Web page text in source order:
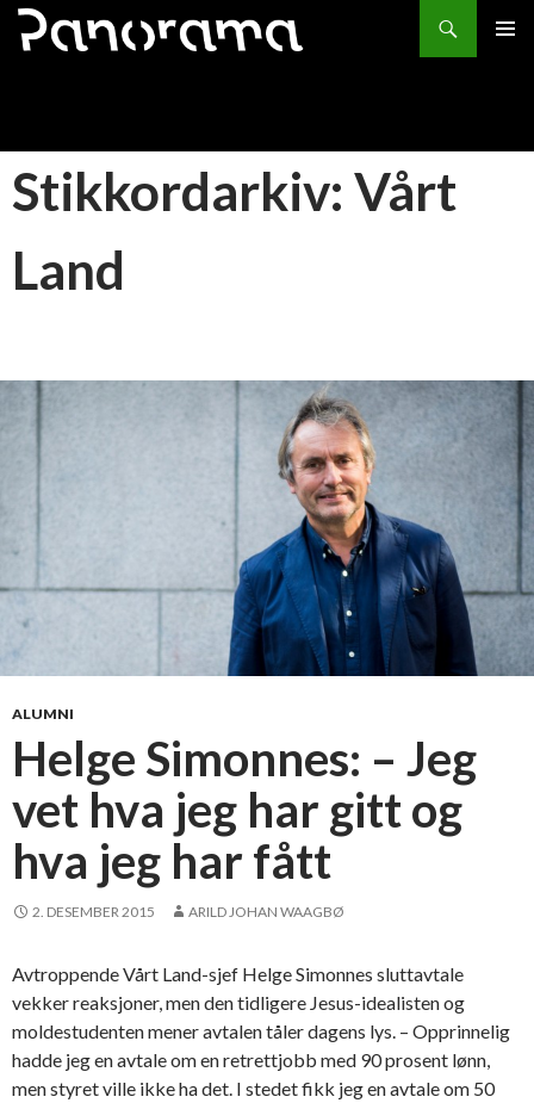
Søk
HOPP
Stikkordarkiv: Vårt
Land
ALUMNI
Helge Simonnes: – Jeg
vet hva jeg har gitt og
hva jeg har fått
2. DESEMBER 2015 ARILD JOHAN WAAGBØ
Avtroppende Vårt Land-sjef Helge Simonnes sluttavtale
vekker reaksjoner, men den tidligere Jesus-idealisten og
moldestudenten mener avtalen tåler dagens lys. – Opprinnelig
hadde jeg en avtale om en retrettjobb med 90 prosent lønn,
men styret ville ikke ha det. I stedet fikk jeg en avtale om 50